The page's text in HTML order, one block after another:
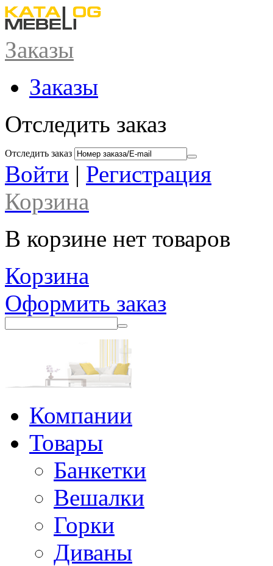
Заказы
Заказы
Отследить заказ
Отследить заказ
Войти | Регистрация
Корзина
В корзине нет товаров
Корзина
Оформить заказ
Компании
Товары
Банкетки
Вешалки
Горки
Диваны